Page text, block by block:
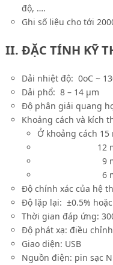
độ, ….
Ghi số liệu cho tới
II. ĐẶC TÍNH KỸ
Dải nhiệt độ: 0oC ~
Dải phổ: 8 – 14 μm
Độ phân giải quang
Khoảng cách và kích
Ở khoảng cách
12 mét, kích
9 mét, kích
6 mét, kích
Độ chính xác của hệ
Độ lặp lại: ±0.5% hoặc
Thời gian đáp ứng:
Độ phát xạ: điều
Giao diện: USB
Nguồn điện: pin sạc